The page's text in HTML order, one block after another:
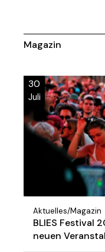
Magazin
30
Juli
Aktuelles/Magazin
BLIES Festival
neuen